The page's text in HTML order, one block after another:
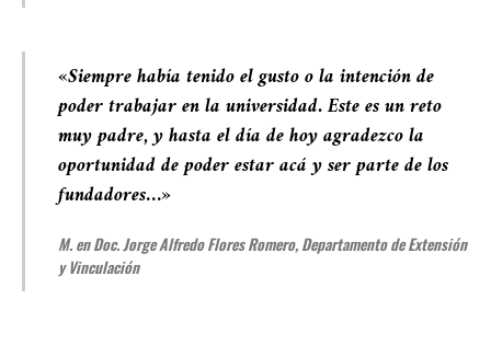
«Siempre había tenido el gusto o la intención de
poder trabajar en la universidad. Este es un reto
muy padre, y hasta el día de hoy agradezco la
oportunidad de poder estar acá y ser parte de los
fundadores…»
M. en Doc. Jorge Alfredo Flores Romero, Departamento de Extensión
y Vinculación